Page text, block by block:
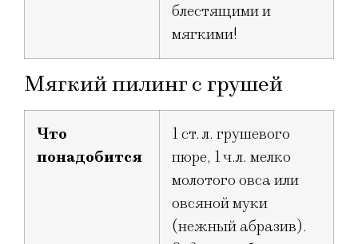
блестящими и
мягкими!
Мягкий пилинг с грушей
Что
понадобится
1 ст. л. грушевого
пюре, 1 ч.л. мелко
молотого овса или
овсяной муки
(нежный абразив).